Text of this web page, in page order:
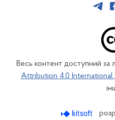
Весь контент доступний за
Attribution 4.0 International